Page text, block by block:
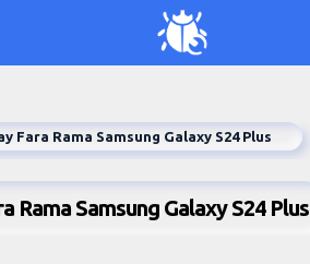
Fara Rama Samsung Galaxy S24 Plus
Rama Samsung Galaxy S24 Plus